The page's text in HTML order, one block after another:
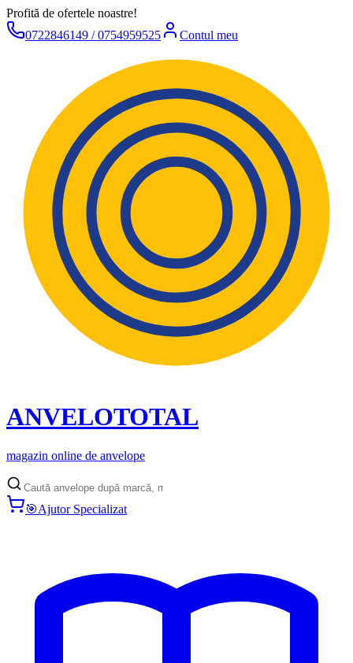
Profită de ofertele noastre!
0722846149 / 0754959525
Contul meu
ANVELOTOTAL
magazin online de anvelope
🎯Ajutor Specializat